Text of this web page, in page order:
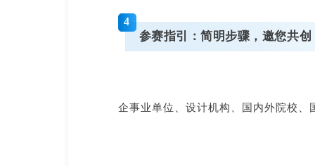
4
参赛指引：简明步骤，邀您共创
企事业单位、设计机构、国内外院校